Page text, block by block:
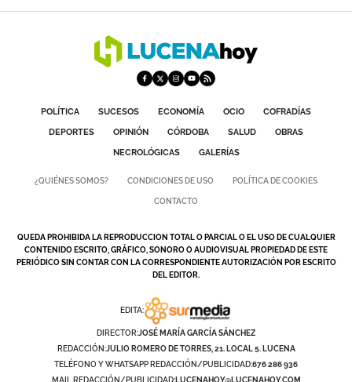
POLÍTICA SUCESOS ECONOMÍA OCIO
COFRADÍAS
DEPORTES
OPINIÓN CÓRDOBA SALUD
OBRAS
NECROLÓGICAS
GALERÍAS
¿QUIÉNES SOMOS? CONDICIONES DE USO POLÍTICA DE COOKIES
CONTACTO
QUEDA PROHIBIDA LA REPRODUCCION TOTAL O PARCIAL O EL USO DE CUALQUIER
CONTENIDO ESCRITO, GRÁFICO, SONORO O AUDIOVISUAL PROPIEDAD DE ESTE
PERIÓDICO SIN CONTAR CON LA CORRESPONDIENTE AUTORIZACIÓN POR ESCRITO
DEL EDITOR.
EDITA:
DIRECTOR:JOSÉ MARÍA GARCÍA SÁNCHEZ
REDACCIÓN:JULIO ROMERO DE TORRES, 21. LOCAL 5. LUCENA
TELÉFONO Y WHATSAPP REDACCIÓN/PUBLICIDAD:676 286 936
MAIL REDACCIÓN/PUBLICIDAD:LUCENAHOY@LUCENAHOY.COM